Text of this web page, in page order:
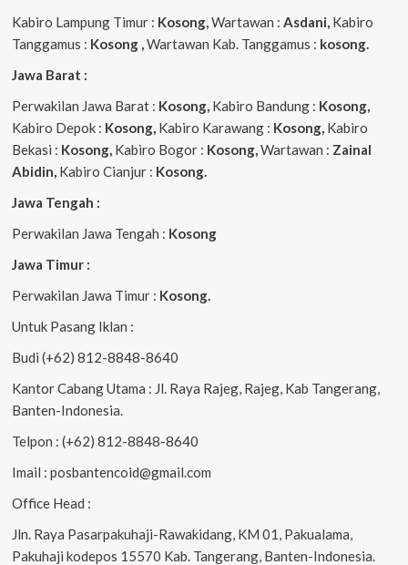
Kabiro Lampung Timur : Kosong, Wartawan : Asdani, Kabiro
Tanggamus : Kosong , Wartawan Kab. Tanggamus : kosong.
Jawa Barat :
Perwakilan Jawa Barat : Kosong, Kabiro Bandung : Kosong,
Kabiro Depok : Kosong, Kabiro Karawang : Kosong, Kabiro
Bekasi : Kosong, Kabiro Bogor : Kosong, Wartawan : Zainal
Abidin, Kabiro Cianjur : Kosong.
Jawa Tengah :
Perwakilan Jawa Tengah : Kosong
Jawa Timur :
Perwakilan Jawa Timur : Kosong.
Untuk Pasang Iklan :
Budi (+62) 812-8848-8640
Kantor Cabang Utama : Jl. Raya Rajeg, Rajeg, Kab Tangerang,
Banten-Indonesia.
Telpon : (+62) 812-8848-8640
Imail : posbantencoid@gmail.com
Office Head :
Jln. Raya Pasarpakuhaji-Rawakidang, KM 01, Pakualama,
Pakuhaji kodepos 15570 Kab. Tangerang, Banten-Indonesia.